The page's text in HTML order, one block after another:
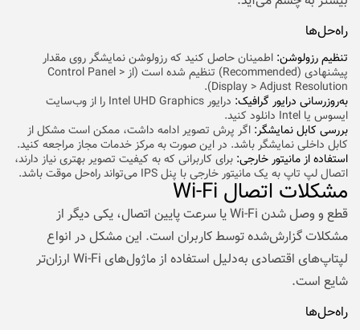
راه‌حل‌ها
تنظیم رزولوشن: اطمینان حاصل کنید که رزولوشن نمایشگر روی مقدار
پیشنهادی (Recommended) تنظیم شده است (از Control Panel >
Display > Adjust Resolution).
به‌روزرسانی درایور گرافیک:
درایور Intel UHD Graphics را از وب‌سایت
ایسوس یا Intel دانلود کنید.
بررسی کابل نمایشگر: اگر پرش تصویر ادامه داشت، ممکن است مشکل از
کابل داخلی نمایشگر باشد. در این صورت به مرکز خدمات مجاز مراجعه کنید.
استفاده از مانیتور خارجی: برای کاربرانی که به کیفیت تصویر بهتری نیاز دارند،
اتصال لپ تاپ به یک مانیتور خارجی با پنل IPS می‌تواند راه‌حل موقت باشد.
مشکلات اتصال Wi-Fi
قطع و وصل شدن Wi-Fi یا سرعت پایین اتصال، یکی دیگر از
مشکلات گزارش‌شده توسط کاربران است. این مشکل در انواع
لپتاپ‌های اقتصادی به‌دلیل استفاده از ماژول‌های Wi-Fi ارزان‌تر
شایع است.
راه‌حل‌ها